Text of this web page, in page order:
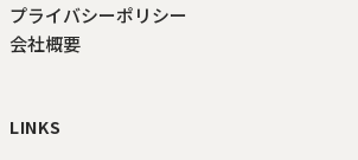
プライバシーポリシー
会社概要
LINKS